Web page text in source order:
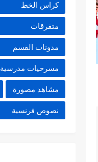
كراس الخط
متفرقات
مدونات القسم
مسرحيات مدرسية
مشاهد مصورة
نصوص فرنسية